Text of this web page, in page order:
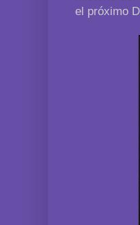
el próximo